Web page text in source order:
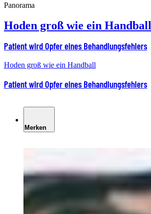
Panorama
Hoden groß wie ein Handball
Patient wird Opfer eines Behandlungsfehlers
Hoden groß wie ein Handball
Patient wird Opfer eines Behandlungsfehlers
Merken